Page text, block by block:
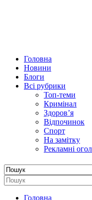
Головна
Новини
Блоги
Всі рубрики
Топ-теми
Кримінал
Здоров’я
Відпочинок
Спорт
На замітку
Рекламні
Головна